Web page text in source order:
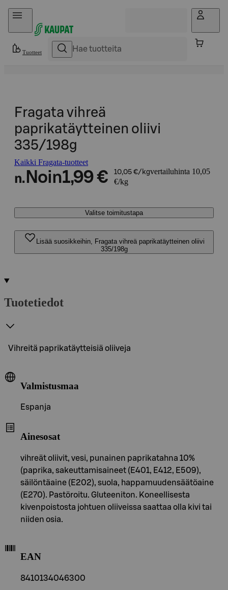
Hyppää sisältöön
Tuotteet
Fragata vihreä
paprikatäytteinen oliivi
335/198g
Kaikki Fragata-tuotteet
n. Noin1,99 € 10,05 €/kgvertailuhinta 10,05
€/kg
Valitse toimitustapa
Lisää suosikkeihin, Fragata vihreä paprikatäytteinen oliivi
335/198g
Tuotetiedot
Vihreitä paprikatäytteisiä oliiveja
Valmistusmaa
Espanja
Ainesosat
vihreät oliivit, vesi, punainen paprikatahna 10%
(paprika, sakeuttamisaineet (E401, E412, E509),
säilöntäaine (E202), suola, happamuudensäätöaine
(E270). Pastöroitu. Gluteeniton. Koneellisesta
kivenpoistosta johtuen oliiveissa saattaa olla kivi tai
niiden osia.
EAN
8410134046300